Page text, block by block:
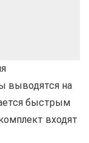
выводятся на
быстрым
входят